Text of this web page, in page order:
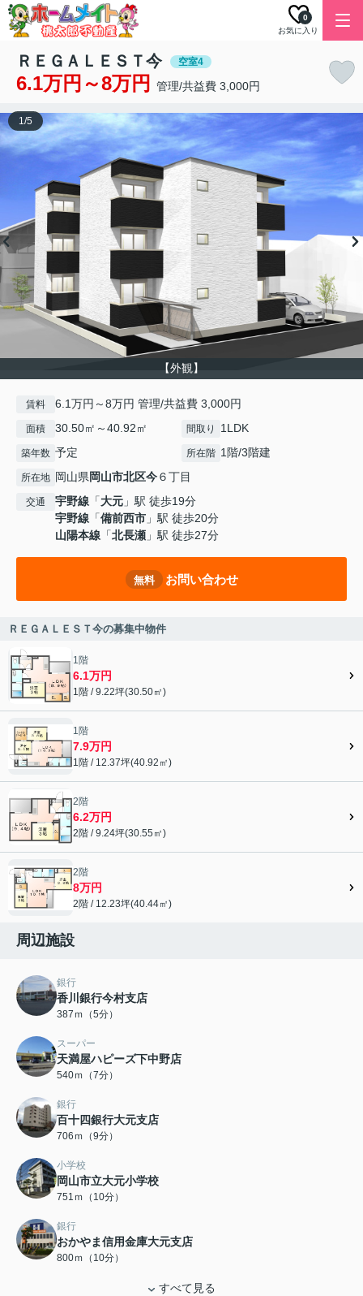
お気に入り
0
ＲＥＧＡＬＥＳＴ今 空室4
6.1万円～8万円 管理/共益費 3,000円
【外観】
1/5
賃料 6.1万円～8万円 管理/共益費 3,000円
面積 30.50㎡～40.92㎡ 間取り 1LDK
築年数 予定 所在階 1階/3階建
所在地 岡山県岡山市北区今６丁目
交通 宇野線 「大元 」駅 徒歩19分
宇野線 「備前西市 」駅 徒歩20分
山陽本線 「北長瀬 」駅 徒歩27分
無料 お問い合わせ
ＲＥＧＡＬＥＳＴ今の募集中物件
1階
6.1万円
1階 / 9.22坪(30.50㎡)
1階
7.9万円
1階 / 12.37坪(40.92㎡)
2階
6.2万円
2階 / 9.24坪(30.55㎡)
2階
8万円
2階 / 12.23坪(40.44㎡)
周辺施設
銀行
香川銀行今村支店
387ｍ（5分）
スーパー
天満屋ハピーズ下中野店
540ｍ（7分）
銀行
百十四銀行大元支店
706ｍ（9分）
小学校
岡山市立大元小学校
751ｍ（10分）
銀行
おかやま信用金庫大元支店
800ｍ（10分）
すべて見る